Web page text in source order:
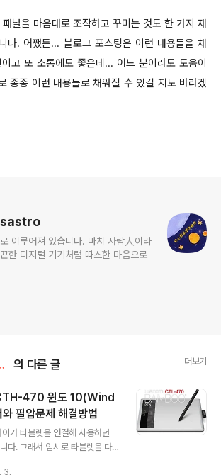
널을 마음대로 조작하고 꾸미는 것도 한 가지 재
다. 어쨌든... 블로그 포스팅은 이런 내용들을 채
고 또 소통에도 좋은데... 어느 분이라도 도움이
종종 이런 내용들로 채워질 수 있길 저도 바라겠
이루어져 있습니다. 마치 사람人이라
한 디지털 기기처럼 따스한 마음으로
트.하드 의 다른 글 더보기
470 윈도 10(Wind
필압문제 해결방법
가 타블렛을 연결해 사용하던
다. 그래서 임시로 타블렛을 다
3.